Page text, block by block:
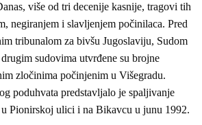
više od tri decenije kasnije, tragovi tih
negiranjem i slavljenjem počinilaca. Pred
tribunalom za bivšu Jugoslaviju, Sudom
sudovima utvrđene su brojne
zločinima počinjenim u Višegradu.
poduhvata predstavljalo je spaljivanje
Pionirskoj ulici i na Bikavcu u junu 1992.